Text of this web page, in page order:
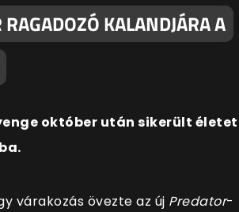
KALANDJÁRA A
október után sikerült életet
várakozás övezte az új Predator-